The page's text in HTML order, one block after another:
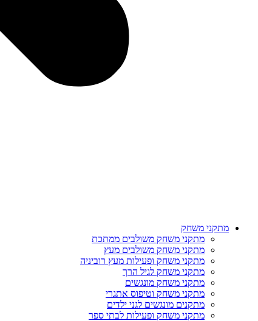
מתקני משחק
מתקני משחק משולבים ממתכת
מתקני משחק משולבים מעץ
מתקני משחק ופעילות מעץ רוביניה
מתקני משחק לגיל הרך
מתקני משחק מונגשים
מתקני משחק וטיפוס אתגרי
מתקנים מונגשים לגני ילדים
מתקני משחק ופעילות לבתי ספר